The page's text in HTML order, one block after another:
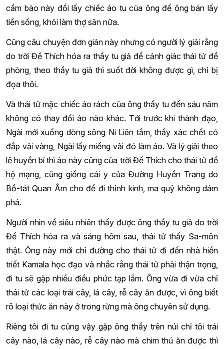
cẩm bào này đổi lấy chiếc áo tu của ông để ông bán lấy
tiền sống, khỏi làm thợ săn nữa.
Cũng câu chuyện đơn giản này nhưng có người lý giải rằng
do trời Đế Thích hóa ra thầy tu giả để cảnh giác thái tử đề
phòng, theo thầy tu giả thì suốt đời không được gì, chỉ bị
đọa thôi.
Và thái tử mặc chiếc áo rách của ông thầy tu đến sáu năm
không có thay đổi áo nào khác. Tới trước khi thành đạo,
Ngài mới xuống dòng sông Ni Liên tắm, thấy xác chết có
đắp vải vàng, Ngài lấy miếng vải đó làm áo. Và lý giải theo
lẽ huyền bí thì áo này cũng của trời Đế Thích cho thái tử để
hộ mạng, cũng giống cái y của Đường Huyền Trang do
Bồ-tát Quan Âm cho để đi thỉnh kinh, ma quỷ không dám
phá.
Người nhìn về siêu nhiên thấy được ông thầy tu giả do trời
Đế Thích hóa ra và sáng hôm sau, thái tử thấy Sa-môn
thật. Ông này mới chỉ đường cho thái tử đi đến nhà hiền
triết Kamala học đạo và nhắc rằng thái tử phải thận trọng,
đi tu sẽ gặp nhiều điều phức tạp lắm. Ông vừa đi vừa chỉ
thái tử các loại trái cây, lá cây, rễ cây ăn được, vì ông biết
rõ loại thức ăn này ở trong rừng mà ông chuyên sử dụng.
Riêng tôi đi tu cũng vậy gặp ông thầy trên núi chỉ tôi trái
cây nào, lá cây nào, rễ cây nào mà chim thú ăn được thì